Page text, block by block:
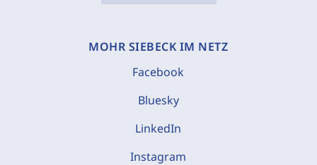
MOHR SIEBECK IM NETZ
Facebook
Bluesky
LinkedIn
Instagram